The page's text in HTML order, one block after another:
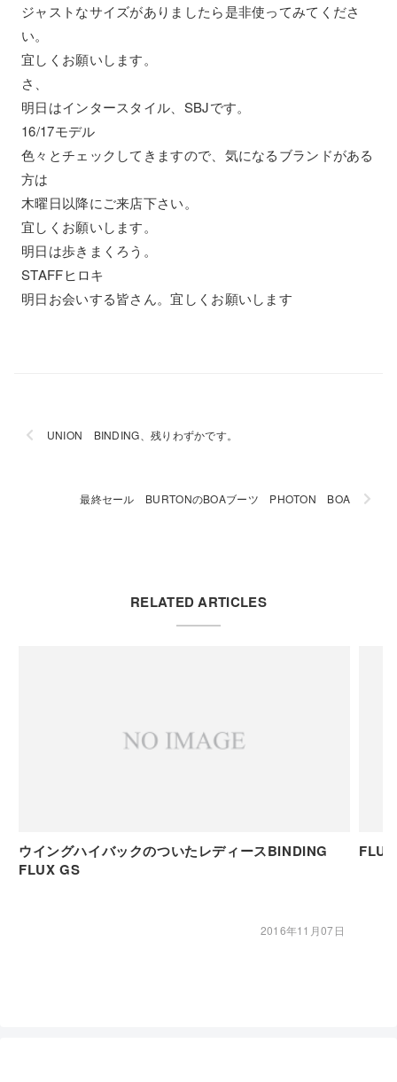
ジャストなサイズがありましたら是非使ってみてくださ
い。
宜しくお願いします。
さ、
明日はインタースタイル、SBJです。
16/17モデル
色々とチェックしてきますので、気になるブランドがある
方は
木曜日以降にご来店下さい。
宜しくお願いします。
明日は歩きまくろう。
STAFFヒロキ
明日お会いする皆さん。宜しくお願いします
UNION BINDING、残りわずかです。
最終セール BURTONのBOAブーツ PHOTON BOA
RELATED ARTICLES
ウイングハイバックのついたレディースBINDING
FLUX GS
2016年11月07日